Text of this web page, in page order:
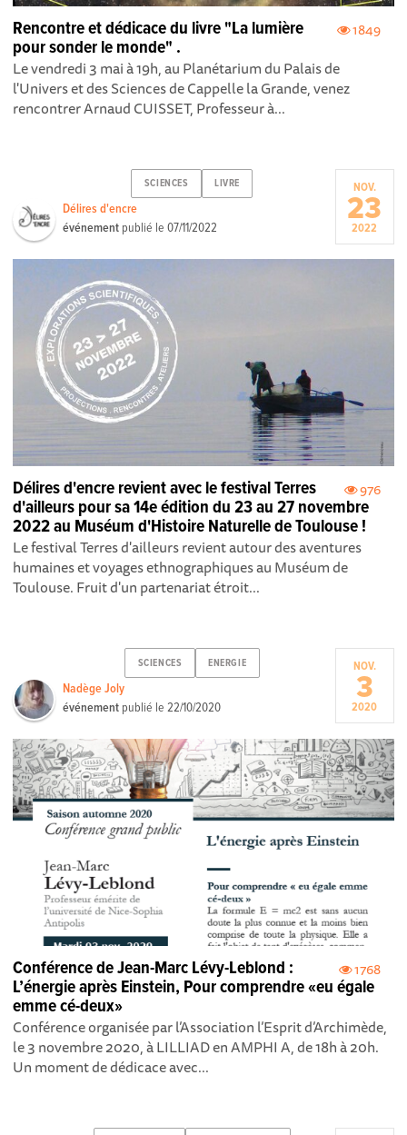
1849
Rencontre et dédicace du livre "La lumière
pour sonder le monde" .
Le vendredi 3 mai à 19h, au Planétarium du Palais de
l'Univers et des Sciences de Cappelle la Grande, venez
rencontrer Arnaud CUISSET, Professeur à...
SCIENCES LIVRE
Délires d'encre
événement publié le07/11/2022
NOV.
23
2022
976
Délires d'encre revient avec le festival Terres
d'ailleurs pour sa 14e édition du 23 au 27 novembre
2022 au Muséum d'Histoire Naturelle de Toulouse !
Le festival Terres d'ailleurs revient autour des aventures
humaines et voyages ethnographiques au Muséum de
Toulouse. Fruit d'un partenariat étroit...
SCIENCES ENERGIE
Nadège Joly
événement publié le22/10/2020
NOV.
3
2020
1768
Conférence de Jean-Marc Lévy-Leblond :
L’énergie après Einstein, Pour comprendre «eu égale
emme cé-deux»
Conférence organisée par l’Association l’Esprit d’Archimède,
le 3 novembre 2020, à LILLIAD en AMPHI A, de 18h à 20h.
Un moment de dédicace avec...